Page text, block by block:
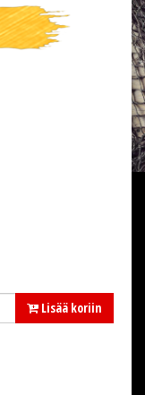
Lisää koriin